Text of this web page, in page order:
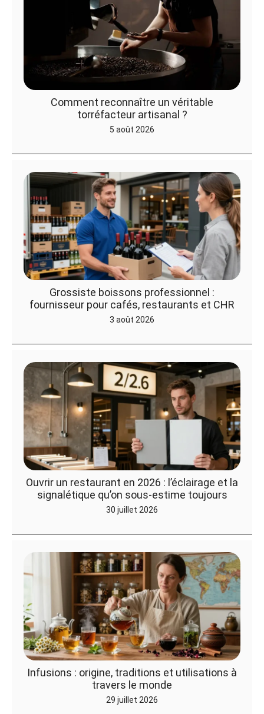
Comment reconnaître un véritable
torréfacteur artisanal ?
5 août 2026
Grossiste boissons professionnel :
fournisseur pour cafés, restaurants et CHR
3 août 2026
Ouvrir un restaurant en 2026 : l’éclairage et la
signalétique qu’on sous-estime toujours
30 juillet 2026
Infusions : origine, traditions et utilisations à
travers le monde
29 juillet 2026